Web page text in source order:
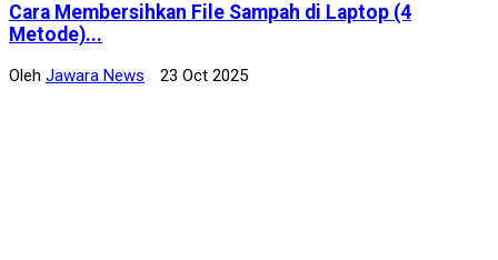
Cara Membersihkan File Sampah di Laptop (4
Metode)...
Oleh Jawara News 23 Oct 2025